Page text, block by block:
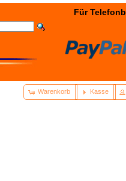
Für
Warenkorb Kasse